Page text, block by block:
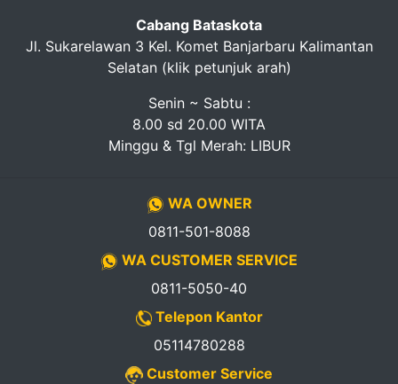
Cabang Bataskota
Jl. Sukarelawan 3 Kel. Komet Banjarbaru Kalimantan
Selatan (klik petunjuk arah)
Senin ~ Sabtu :
8.00 sd 20.00 WITA
Minggu & Tgl Merah: LIBUR
WA OWNER
0811-501-8088
WA CUSTOMER SERVICE
0811-5050-40
Telepon Kantor
05114780288
Customer Service